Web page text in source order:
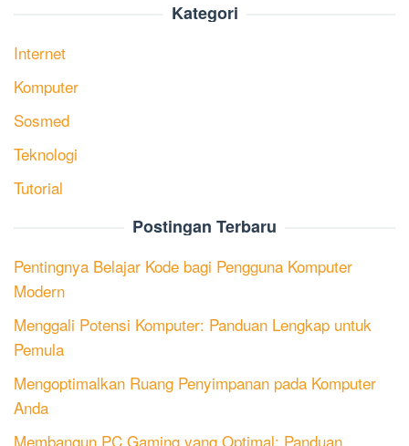
Kategori
Internet
Komputer
Sosmed
Teknologi
Tutorial
Postingan Terbaru
Pentingnya Belajar Kode bagi Pengguna Komputer
Modern
Menggali Potensi Komputer: Panduan Lengkap untuk
Pemula
Mengoptimalkan Ruang Penyimpanan pada Komputer
Anda
Membangun PC Gaming yang Optimal: Panduan